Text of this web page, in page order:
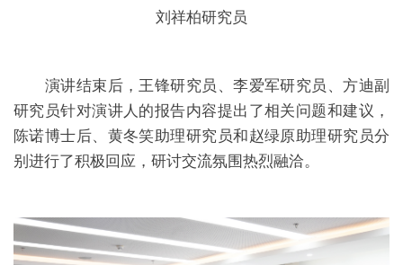
刘祥柏研究员
演讲结束后，王锋研究员、李爱军研究员、方迪副
研究员针对演讲人的报告内容提出了相关问题和建议，
陈诺博士后、黄冬笑助理研究员和赵绿原助理研究员分
别进行了积极回应，研讨交流氛围热烈融洽。